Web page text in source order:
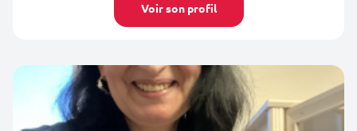
Voir son profil